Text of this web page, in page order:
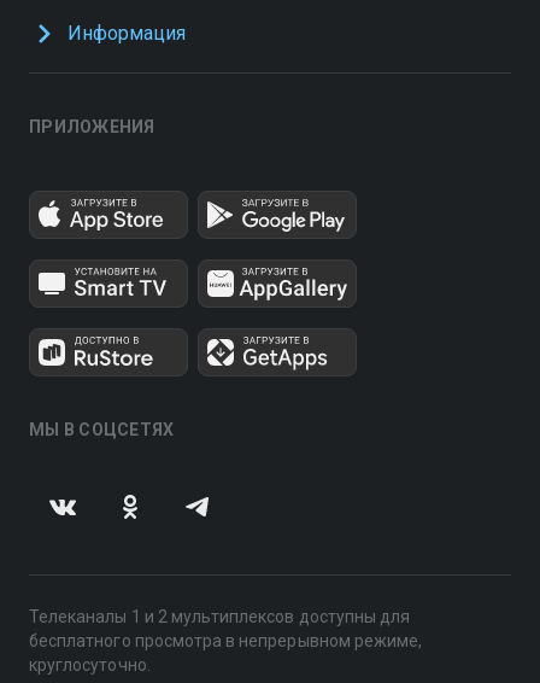
Информация
ПРИЛОЖЕНИЯ
МЫ В СОЦСЕТЯХ
Телеканалы 1 и 2 мультиплексов доступны для
бесплатного просмотра в непрерывном режиме,
круглосуточно.